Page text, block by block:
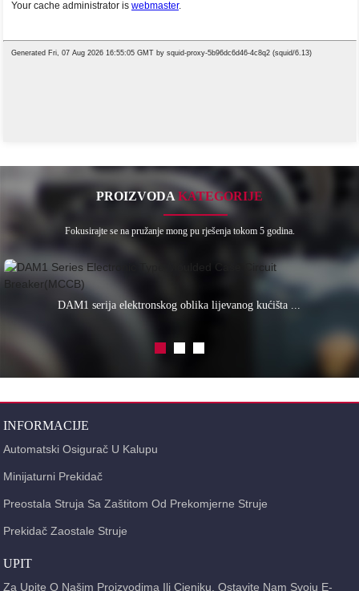
PROIZVODA KATEGORIJE
Fokusirajte se na pružanje mong pu rješenja tokom 5 godina.
DAM1 serija elektronskog oblika lijevanog kućišta ...
INFORMACIJE
Automatski Osigurač U Kalupu
Minijaturni Prekidač
Preostala Struja Sa Zaštitom Od Prekomjerne Struje
Prekidač Zaostale Struje
UPIT
Za Upite O Našim Proizvodima Ili Cjeniku, Ostavite Nam Svoju E-